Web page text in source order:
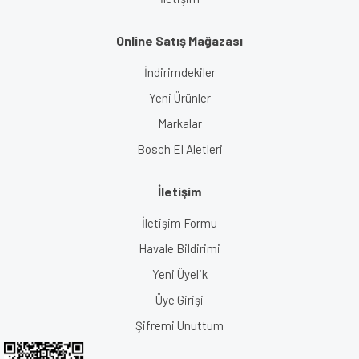
Online Satış Mağazası
İndirimdekiler
Yeni Ürünler
Markalar
Bosch El Aletleri
İletişim
İletişim Formu
Havale Bildirimi
Yeni Üyelik
Üye Girişi
Şifremi Unuttum